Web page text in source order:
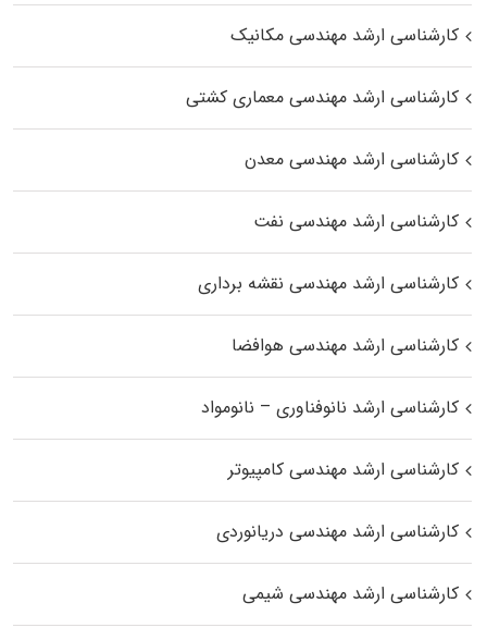
کارشناسی ارشد مهندسی مکانیک
کارشناسی ارشد مهندسی معماری کشتی
کارشناسی ارشد مهندسی معدن
کارشناسی ارشد مهندسی نفت
کارشناسی ارشد مهندسی نقشه برداری
کارشناسی ارشد مهندسی هوافضا
کارشناسی ارشد نانوفناوری – نانومواد
کارشناسی ارشد مهندسی کامپیوتر
کارشناسی ارشد مهندسی دریانوردی
کارشناسی ارشد مهندسی شیمی